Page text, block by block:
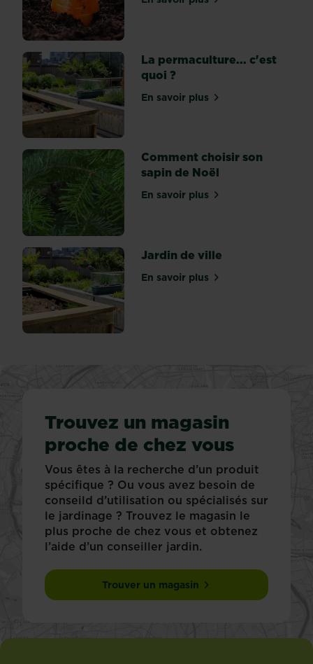
ça
?
L'hydroponie
...
c'est
quoi
?
L’
hydroponie,
c’est
de
la
culture
hors
sol...
sur Culture des carottes :
La permaculture... c'est
quoi ?
En savoir plussur La permaculture...
Comment choisir son
sapin de Noël
En savoir plussur Comment choisir son
Jardin de ville
En savoir plussur Jardin de ville
Trouvez un magasin
proche de chez vous
Vous êtes à la recherche d’un produit
spécifique ? Ou vous avez besoin de
conseild d’utilisation ou spécialisés sur
le jardinage ? Trouvez le magasin le
plus proche de chez vous et obtenez
l’aide d’un conseiller jardin.
Trouver un magasin